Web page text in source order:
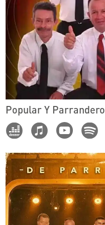
Popular Y Parrandero